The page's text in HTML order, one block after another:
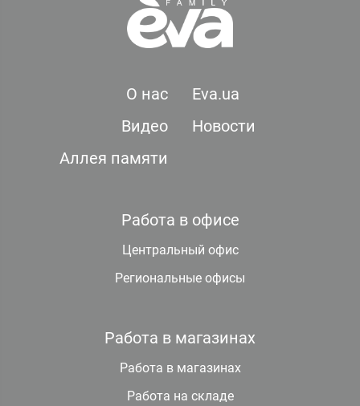
О нас
Eva.ua
Видео
Новости
Аллея памяти
Работа в офисе
Центральный офис
Региональные офисы
Работа в магазинах
Работа в магазинах
Работа на складе